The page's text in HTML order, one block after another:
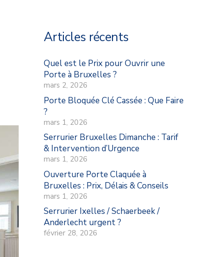
Articles récents
Quel est le Prix pour Ouvrir une
Porte à Bruxelles ?
mars 2, 2026
Porte Bloquée Clé Cassée : Que Faire
?
mars 1, 2026
Serrurier Bruxelles Dimanche : Tarif
& Intervention d’Urgence
mars 1, 2026
Ouverture Porte Claquée à
Bruxelles : Prix, Délais & Conseils
mars 1, 2026
Serrurier Ixelles / Schaerbeek /
Anderlecht urgent ?
février 28, 2026